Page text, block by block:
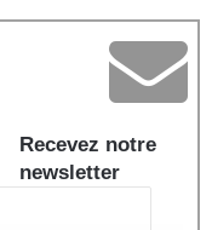
Recevez notre
newsletter